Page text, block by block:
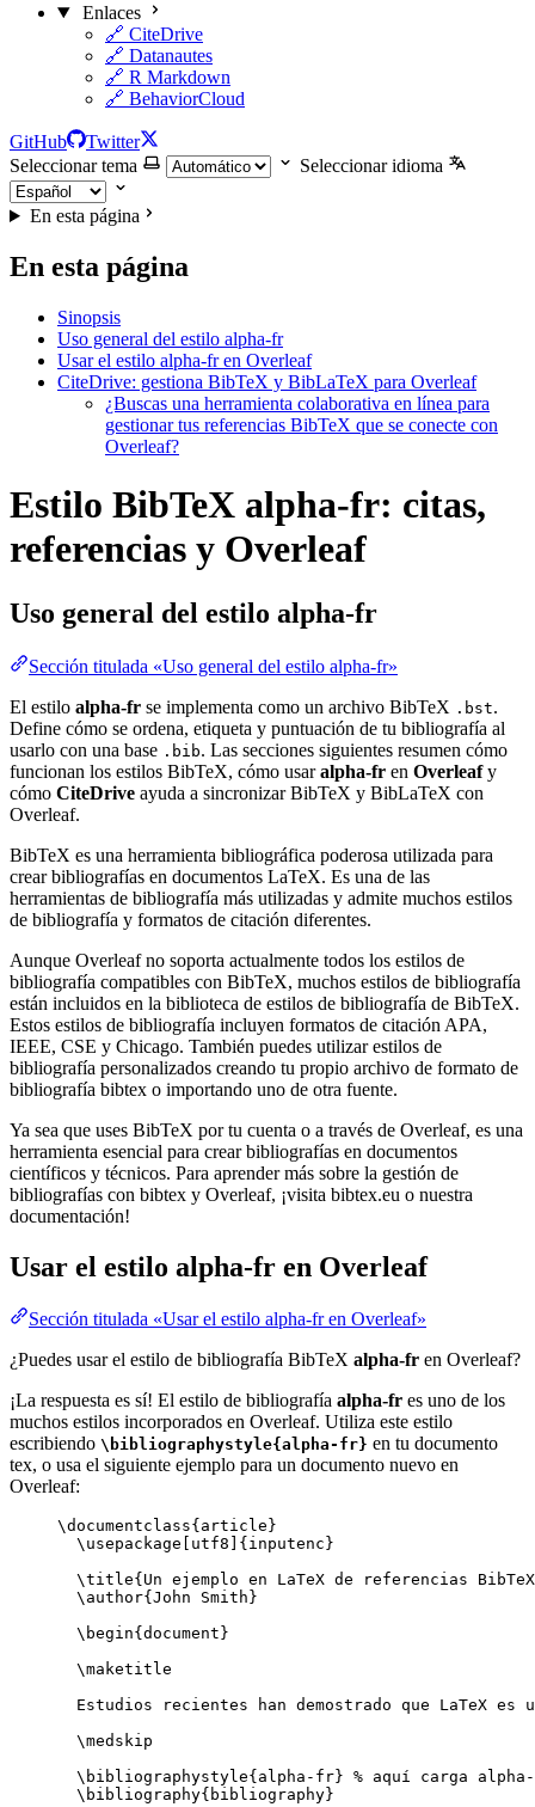
Enlaces
🔗 CiteDrive
🔗 Datanautes
🔗 R Markdown
🔗 BehaviorCloud
GitHub
Twitter
Seleccionar tema
Seleccionar idioma
En esta página
En esta página
Sinopsis
Uso general del estilo alpha-fr
Usar el estilo alpha-fr en Overleaf
CiteDrive: gestiona BibTeX y BibLaTeX para Overleaf
¿Buscas una herramienta colaborativa en línea para
gestionar tus referencias BibTeX que se conecte con
Overleaf?
Estilo BibTeX alpha-fr: citas,
referencias y Overleaf
Uso general del estilo alpha-fr
Sección titulada «Uso general del estilo alpha-fr»
El estilo alpha-fr se implementa como un archivo BibTeX .bst.
Define cómo se ordena, etiqueta y puntuación de tu bibliografía al
usarlo con una base .bib. Las secciones siguientes resumen cómo
funcionan los estilos BibTeX, cómo usaralpha-fr en Overleafy
cómo CiteDrive ayuda a sincronizar BibTeX y BibLaTeX con
Overleaf.
BibTeX es una herramienta bibliográfica poderosa utilizada para
crear bibliografías en documentos LaTeX. Es una de las
herramientas de bibliografía más utilizadas y admite muchos estilos
de bibliografía y formatos de citación diferentes.
Aunque Overleaf no soporta actualmente todos los estilos de
bibliografía compatibles con BibTeX, muchos estilos de bibliografía
están incluidos en la biblioteca de estilos de bibliografía de BibTeX.
Estos estilos de bibliografía incluyen formatos de citación APA,
IEEE, CSE y Chicago. También puedes utilizar estilos de
bibliografía personalizados creando tu propio archivo de formato de
bibliografía bibtex o importando uno de otra fuente.
Ya sea que uses BibTeX por tu cuenta o a través de Overleaf, es una
herramienta esencial para crear bibliografías en documentos
científicos y técnicos. Para aprender más sobre la gestión de
bibliografías con bibtex y Overleaf, ¡visita bibtex.eu o nuestra
documentación!
Usar el estilo alpha-fr en Overleaf
Sección titulada «Usar el estilo alpha-fr en Overleaf»
¿Puedes usar el estilo de bibliografía BibTeX alpha-fr en Overleaf?
¡La respuesta es sí! El estilo de bibliografía alpha-fr es uno de los
muchos estilos incorporados en Overleaf. Utiliza este estilo
escribiendo \bibliographystyle{alpha-fr} en tu documento
tex, o usa el siguiente ejemplo para un documento nuevo en
Overleaf:
\documentclass{ article }
\usepackage
utf8 ]{ inputenc }
\title{Un ejemplo en LaTeX de referencias
\author{John Smith}
\begin{ document }
\maketitle
Estudios recientes han demostrado que LaTeX
\medskip
\bibliographystyle{alpha-fr} % aquí carga
\bibliography{bibliography}